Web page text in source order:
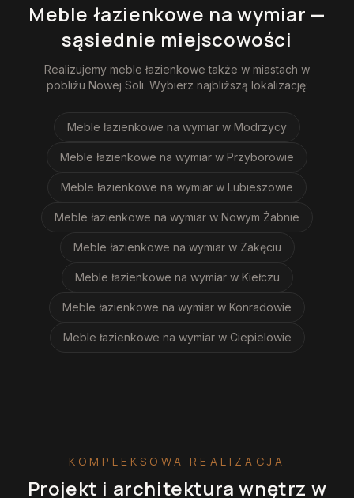
Meble łazienkowe na wymiar —
sąsiednie miejscowości
Realizujemy meble łazienkowe także w miastach w
pobliżu Nowej Soli. Wybierz najbliższą lokalizację:
Meble łazienkowe na wymiar w Modrzycy
Meble łazienkowe na wymiar w Przyborowie
Meble łazienkowe na wymiar w Lubieszowie
Meble łazienkowe na wymiar w Nowym Żabnie
Meble łazienkowe na wymiar w Zakęciu
Meble łazienkowe na wymiar w Kiełczu
Meble łazienkowe na wymiar w Konradowie
Meble łazienkowe na wymiar w Ciepielowie
KOMPLEKSOWA REALIZACJA
Projekt i architektura wnętrz w